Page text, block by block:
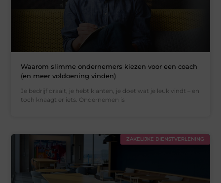
Waarom slimme ondernemers kiezen voor een coach
(en meer voldoening vinden)
Je bedrijf draait, je hebt klanten, je doet wat je leuk vindt – en
toch knaagt er iets. Ondernemen is
ZAKELIJKE DIENSTVERLENING